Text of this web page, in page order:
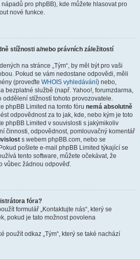
nápadů pro phpBB), kde můžete hlasovat pro
nové funkce.
stížnosti a/nebo právních záležitostí
na stránce „Tým“, by měl být pro vaši
Pokud se vám nedostane odpovědi, měli
(proveďte WHOIS vyhledávání) nebo,
bezplatné službě (např. Yahoo!, forumzdarma,
oddělení stížností tohoto provozovatele.
phpBB Limited na tomto fóru nemá absolutně
odpovědnost za to jak, kde, nebo kým je toto
phpBB Limited v souvislosti s jakýmikoliv
činnosti, odpovědnost, pomlouvačný komentář
s webem phpBB.com, nebo se
pošlete e-mail phpBB Limited týkající se
tento software, můžete očekávat, že
vůbec žádnou odpověď.
fóra?
formulář „Kontaktujte nás“, který se
pokud je tato možnost povolena
použít odkaz „Tým“, který se také nachází